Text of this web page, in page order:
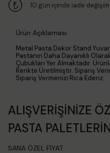
10 gün içinde iade değişim
Ürün Açıklaması
Metal Pasta Dekor Stand
Pastanın Daha Dayanıklı
Çubukları Yer Almaktadır.
Renkte Üretilmiştir. Sipariş
Sipariş Vermenizi Rica Ederiz.
ALIŞVERİŞİNİZE
PASTA
SANA ÖZEL FİYAT